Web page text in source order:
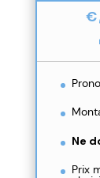
€
Ne
Prix